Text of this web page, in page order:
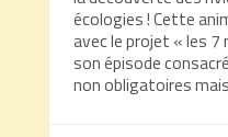
écologies ! Cette
avec le projet « les 7
son épisode
non obligatoires